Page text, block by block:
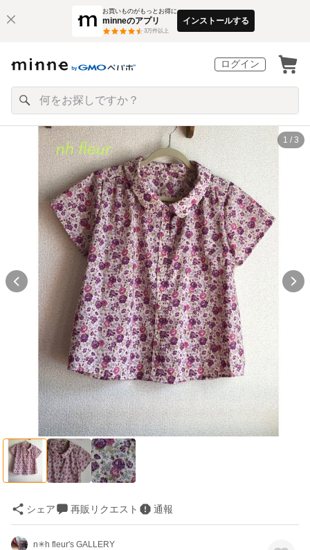
お買いものがもっとお得に
minneのアプリ
3万件以上
インストールする
ログイン
1 / 3
シェア 再販リクエスト 通報
n✳︎h fleur's GALLERY